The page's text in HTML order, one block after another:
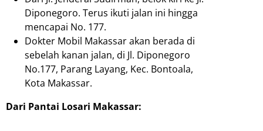
Diponegoro. Terus ikuti jalan ini hingga
mencapai No. 177.
Dokter Mobil Makassar akan berada di
sebelah kanan jalan, di Jl. Diponegoro
No.177, Parang Layang, Kec. Bontoala,
Kota Makassar.
Dari Pantai Losari Makassar: